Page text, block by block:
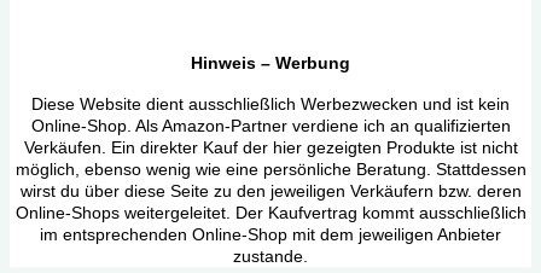
Hinweis – Werbung
Diese Website dient ausschließlich Werbezwecken und ist kein
Online-Shop. Als Amazon-Partner verdiene ich an qualifizierten
Verkäufen. Ein direkter Kauf der hier gezeigten Produkte ist nicht
möglich, ebenso wenig wie eine persönliche Beratung. Stattdessen
wirst du über diese Seite zu den jeweiligen Verkäufern bzw. deren
Online-Shops weitergeleitet. Der Kaufvertrag kommt ausschließlich
im entsprechenden Online-Shop mit dem jeweiligen Anbieter
zustande.